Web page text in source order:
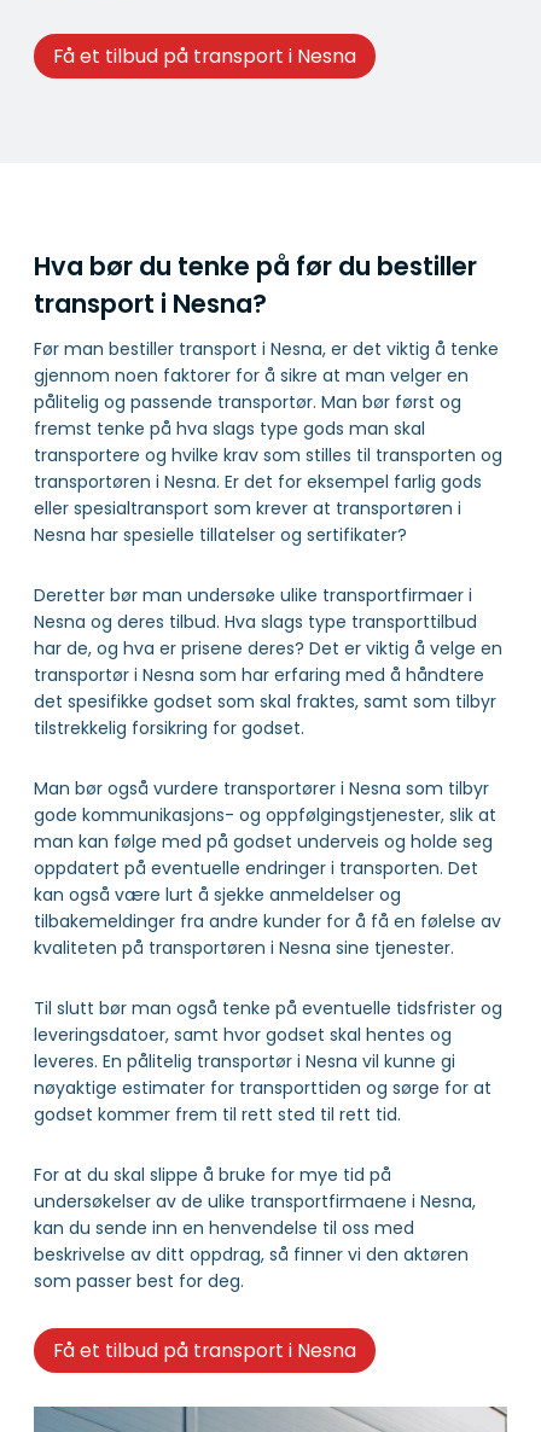
Få et tilbud på transport i Nesna
Hva bør du tenke på før du bestiller
transport i Nesna?
Før man bestiller transport i Nesna, er det viktig å tenke
gjennom noen faktorer for å sikre at man velger en
pålitelig og passende transportør. Man bør først og
fremst tenke på hva slags type gods man skal
transportere og hvilke krav som stilles til transporten og
transportøren i Nesna. Er det for eksempel farlig gods
eller spesialtransport som krever at transportøren i
Nesna har spesielle tillatelser og sertifikater?
Deretter bør man undersøke ulike transportfirmaer i
Nesna og deres tilbud. Hva slags type transporttilbud
har de, og hva er prisene deres? Det er viktig å velge en
transportør i Nesna som har erfaring med å håndtere
det spesifikke godset som skal fraktes, samt som tilbyr
tilstrekkelig forsikring for godset.
Man bør også vurdere transportører i Nesna som tilbyr
gode kommunikasjons- og oppfølgingstjenester, slik at
man kan følge med på godset underveis og holde seg
oppdatert på eventuelle endringer i transporten. Det
kan også være lurt å sjekke anmeldelser og
tilbakemeldinger fra andre kunder for å få en følelse av
kvaliteten på transportøren i Nesna sine tjenester.
Til slutt bør man også tenke på eventuelle tidsfrister og
leveringsdatoer, samt hvor godset skal hentes og
leveres. En pålitelig transportør i Nesna vil kunne gi
nøyaktige estimater for transporttiden og sørge for at
godset kommer frem til rett sted til rett tid.
For at du skal slippe å bruke for mye tid på
undersøkelser av de ulike transportfirmaene i Nesna,
kan du sende inn en henvendelse til oss med
beskrivelse av ditt oppdrag, så finner vi den aktøren
som passer best for deg.
Få et tilbud på transport i Nesna